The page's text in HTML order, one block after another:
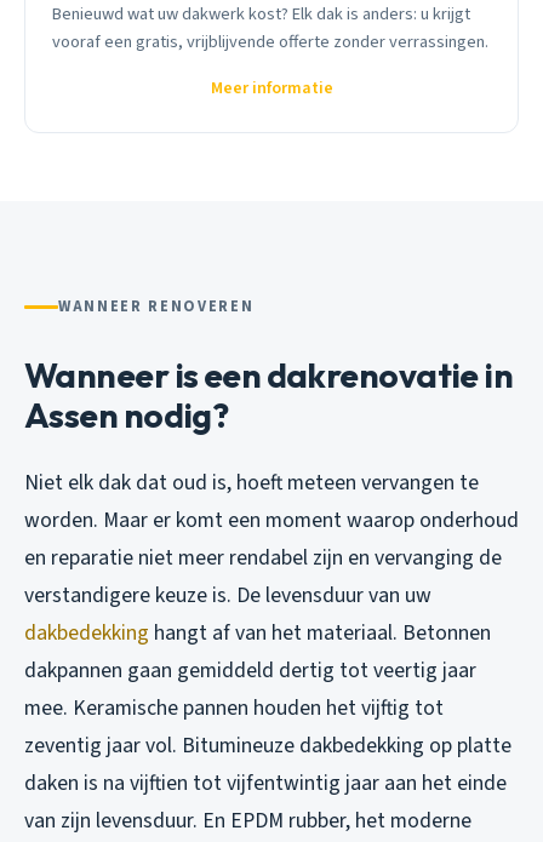
Benieuwd wat uw dakwerk kost? Elk dak is anders: u krijgt
vooraf een gratis, vrijblijvende offerte zonder verrassingen.
Meer informatie
WANNEER RENOVEREN
Wanneer is een dakrenovatie in
Assen nodig?
Niet elk dak dat oud is, hoeft meteen vervangen te
worden. Maar er komt een moment waarop onderhoud
en reparatie niet meer rendabel zijn en vervanging de
verstandigere keuze is. De levensduur van uw
dakbedekking hangt af van het materiaal. Betonnen
dakpannen gaan gemiddeld dertig tot veertig jaar
mee. Keramische pannen houden het vijftig tot
zeventig jaar vol. Bitumineuze dakbedekking op platte
daken is na vijftien tot vijfentwintig jaar aan het einde
van zijn levensduur. En EPDM rubber, het moderne